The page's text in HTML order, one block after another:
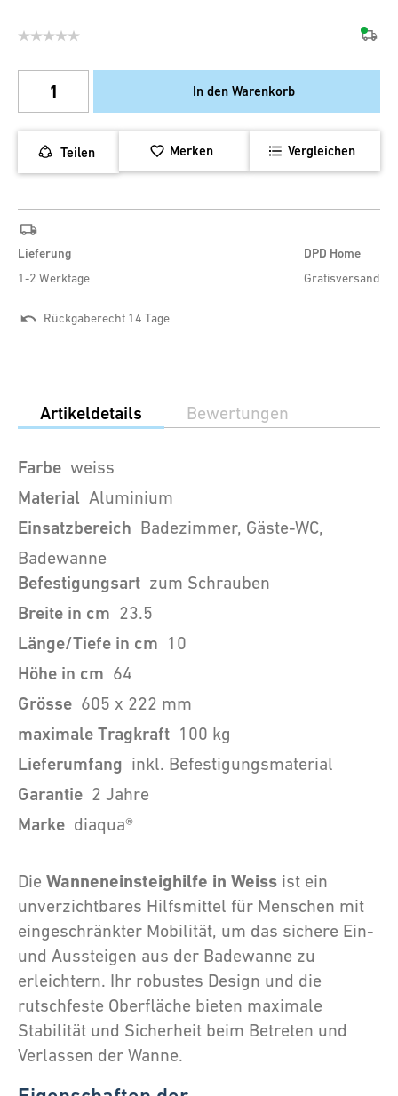
In den Warenkorb
Teilen Merken Vergleichen
Lieferung
1-2 Werktage
DPD Home
Gratisversand
Rückgaberecht 14 Tage
Artikeldetails Bewertungen
Farbe weiss
Material Aluminium
Einsatzbereich Badezimmer, Gäste-WC,
Badewanne
Befestigungsart zum Schrauben
Breite in cm 23.5
Länge/Tiefe in cm 10
Höhe in cm 64
Grösse 605 x 222 mm
maximale Tragkraft 100 kg
Lieferumfang inkl. Befestigungsmaterial
Garantie 2 Jahre
Marke diaqua®
Die Wanneneinsteighilfe in Weiss ist ein
unverzichtbares Hilfsmittel für Menschen mit
eingeschränkter Mobilität, um das sichere Ein-
und Aussteigen aus der Badewanne zu
erleichtern. Ihr robustes Design und die
rutschfeste Oberfläche bieten maximale
Stabilität und Sicherheit beim Betreten und
Verlassen der Wanne.